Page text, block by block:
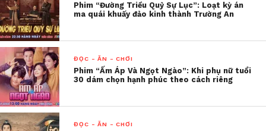
Phim “Đường Triều Quỷ Sự Lục”: Loạt kỳ án
ma quái khuấy đảo kinh thành Trường An
ĐỌC - ĂN - CHƠI
Phim “Ấm Áp Và Ngọt Ngào”: Khi phụ nữ tuổi
30 dám chọn hạnh phúc theo cách riêng
ĐỌC - ĂN - CHƠI